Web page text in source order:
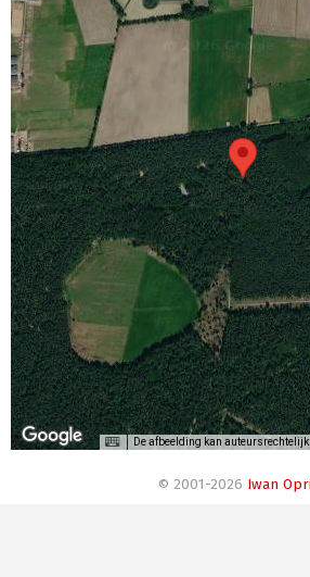
De afbeelding kan
© 2001-2026 Iwan